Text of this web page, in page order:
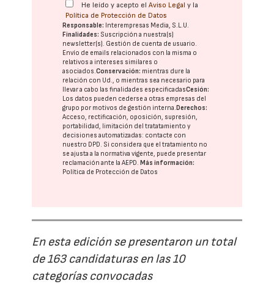
He leído y acepto elAviso Legal y la
Política de Protección de Datos
Responsable: Interempresas Media, S.L.U.
Finalidades: Suscripción a nuestra(s)
newsletter(s). Gestión de cuenta de usuario.
Envío de emails relacionados con la misma o
relativos a intereses similares o
asociados.Conservación: mientras dure la
relación con Ud., o mientras sea necesario para
llevar a cabo las finalidades especificadasCesión:
Los datos pueden cederse a otras empresas del
grupo por motivos de gestión interna. Derechos:
Acceso, rectificación, oposición, supresión,
portabilidad, limitación del tratatamiento y
decisiones automatizadas: contacte con
nuestro DPD. Si considera que el tratamiento no
se ajusta a la normativa vigente, puede presentar
reclamación ante laAEPD. Más información:
Política de Protección de Datos
En esta edición se presentaron un total
de 163 candidaturas en las 10
categorías convocadas